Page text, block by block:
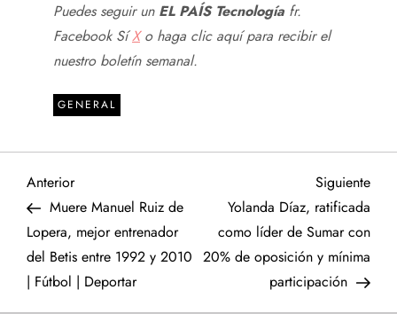
Puedes seguir un EL PAÍS Tecnología fr.
FacebookSíXo haga clic aquí para recibir el
nuestro boletín semanal.
GENERAL
N
a
v
e
Entrada
anterior
Anterior
Muere Manuel Ruiz de
Lopera, mejor entrenador
del Betis entre 1992 y 2010
| Fútbol | Deportar
Siguiente
Yolanda Díaz, ratificada
como líder de Sumar con
20% de oposición y mínima
participación